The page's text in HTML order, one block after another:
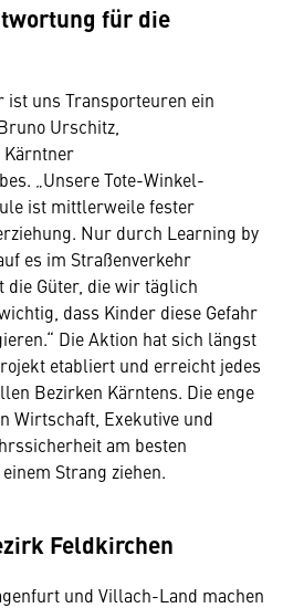
für die
ist uns Transporteuren ein
Urschitz,
Kärntner
„Unsere Tote-Winkel-
ist mittlerweile fester
Nur durch Learning by
es im Straßenverkehr
Güter, die wir täglich
dass Kinder diese Gefahr
Die Aktion hat sich längst
etabliert und erreicht jedes
Bezirken Kärntens. Die enge
Wirtschaft, Exekutive und
am besten
Strang ziehen.
Feldkirchen
und Villach-Land machen